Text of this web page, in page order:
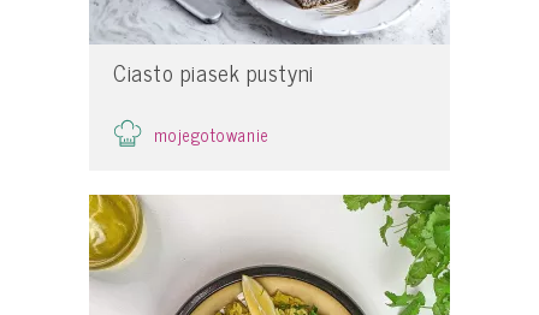
Ciasto piasek pustyni
mojegotowanie